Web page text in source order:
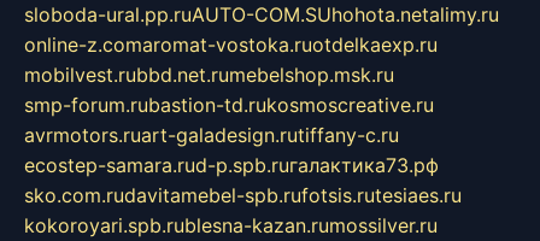
sloboda-ural.pp.ruAUTO-COM.SUhohota.netalimy.ru
online-z.comaromat-vostoka.ruotdelkaexp.ru
mobilvest.rubbd.net.rumebelshop.msk.ru
smp-forum.rubastion-td.rukosmoscreative.ru
avrmotors.ruart-galadesign.rutiffany-c.ru
ecostep-samara.rud-p.spb.ruгалактика73.рф
sko.com.rudavitamebel-spb.rufotsis.rutesiaes.ru
kokoroyari.spb.rublesna-kazan.rumossilver.ru